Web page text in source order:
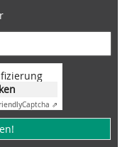
Captcha ⇗